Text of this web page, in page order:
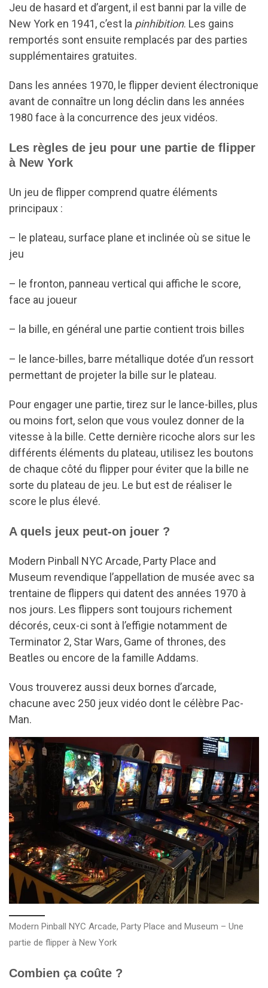
Jeu de hasard et d’argent, il est banni par la ville de
New York en 1941, c’est la pinhibition. Les gains
remportés sont ensuite remplacés par des parties
supplémentaires gratuites.
Dans les années 1970, le flipper devient électronique
avant de connaître un long déclin dans les années
1980 face à la concurrence des jeux vidéos.
Les règles de jeu pour une partie de flipper
à New York
Un jeu de flipper comprend quatre éléments
principaux :
– le plateau, surface plane et inclinée où se situe le
jeu
– le fronton, panneau vertical qui affiche le score,
face au joueur
– la bille, en général une partie contient trois billes
– le lance-billes, barre métallique dotée d’un ressort
permettant de projeter la bille sur le plateau.
Pour engager une partie, tirez sur le lance-billes, plus
ou moins fort, selon que vous voulez donner de la
vitesse à la bille. Cette dernière ricoche alors sur les
différents éléments du plateau, utilisez les boutons
de chaque côté du flipper pour éviter que la bille ne
sorte du plateau de jeu. Le but est de réaliser le
score le plus élevé.
A quels jeux peut-on jouer ?
Modern Pinball NYC Arcade, Party Place and
Museum revendique l’appellation de musée avec sa
trentaine de flippers qui datent des années 1970 à
nos jours. Les flippers sont toujours richement
décorés, ceux-ci sont à l’effigie notamment de
Terminator 2, Star Wars, Game of thrones, des
Beatles ou encore de la famille Addams.
Vous trouverez aussi deux bornes d’arcade,
chacune avec 250 jeux vidéo dont le célèbre Pac-
Man.
Modern Pinball NYC Arcade, Party Place and Museum – Une
partie de flipper à New York
Combien ça coûte ?